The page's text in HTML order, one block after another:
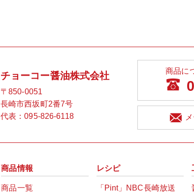
チョーコー醤油株式会社
〒850-0051
長崎市西坂町2番7号
代表：095-826-6118
商品に
商品情報
商品一覧
レシピ
「Pint」NBC長崎放送